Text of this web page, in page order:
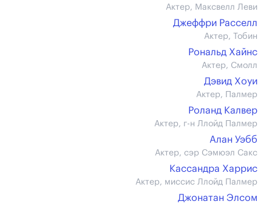
Актер, Максвелл Леви
Джеффри Расселл
Актер, Тобин
Рональд Хайнс
Актер, Смолл
Дэвид Хоуи
Актер, Палмер
Роланд Калвер
Актер, г-н Ллойд Палмер
Алан Уэбб
Актер, сэр Сэмюэл Сакс
Кассандра Харрис
Актер, миссис Ллойд Палмер
Джонатан Элсом